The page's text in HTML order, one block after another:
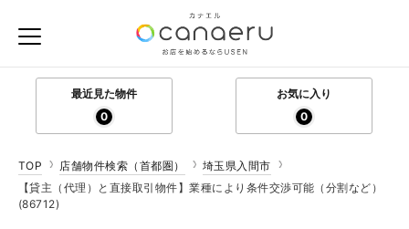
最近見た物件
0
お気に入り
0
TOP 店舗物件検索（首都圏）
埼玉県入間市
【貸主（代理）と直接取引物件】業種により条件交渉可能（分割など）
(86712)